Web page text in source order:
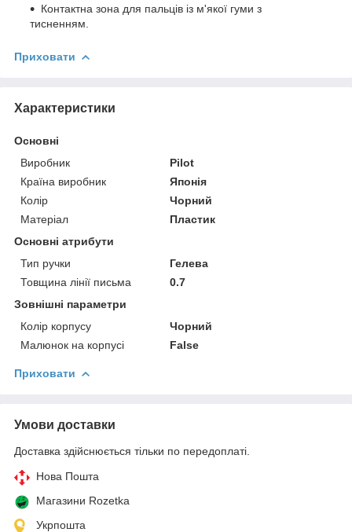
Контактна зона для пальців із м'якої гуми з
тисненням.
Приховати
Характеристики
Основні
Виробник
Pilot
Країна виробник
Японія
Колір
Чорний
Матеріал
Пластик
Основні атрибути
Тип ручки
Гелева
Товщина лінії письма
0.7
Зовнішні параметри
Колір корпусу
Чорний
Малюнок на корпусі
False
Приховати
Умови доставки
Доставка здійснюється тільки по передоплаті.
Нова Пошта
Магазини Rozetka
Укрпошта